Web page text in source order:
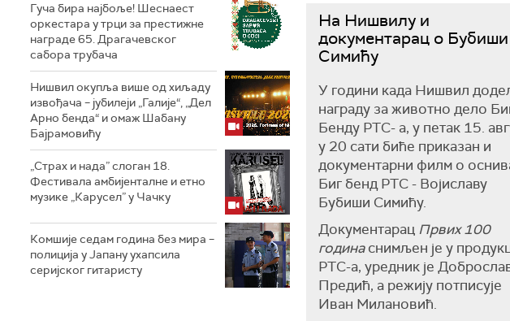
Гуча бира најбоље! Шеснаест
оркестара у трци за престижне
награде 65. Драгачевског
сабора трубача
Нишвил окупља више од хиљаду
извођача – јубилеји „Галије“, „Дел
Арно бенда“ и омаж Шабану
Бајрамовићу
„Страх и нада” слоган 18.
Фестивала амбијенталне и етно
музике „Карусел” у Чачку
Комшије седам година без мира –
полиција у Јапану ухапсила
серијског гитаристу
На Нишвилу и
документарац о Бубиши
Симићу
У години када Нишвил
награду за животно дело
Бенду РТС- а, у петак 15.
у 20 сати биће приказан и
документарни филм о
Биг бенд РТС - Војиславу
Бубиши Симићу.
Документарац Првих 100
годинаснимљен је у
РТС-а, уредник је
Предић, а режију потписује
Иван Милановић.